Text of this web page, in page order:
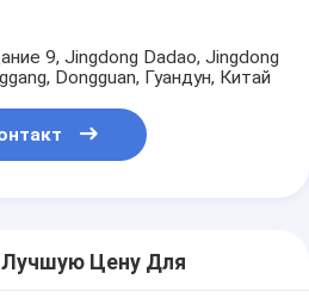
9, Jingdong Dadao, Jingdong
Dongguan, Гуандун, Китай
Лучшую Цену Для